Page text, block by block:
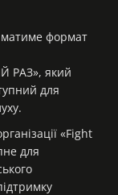
матиме формат
РАЗ», який
для
«Fight
для